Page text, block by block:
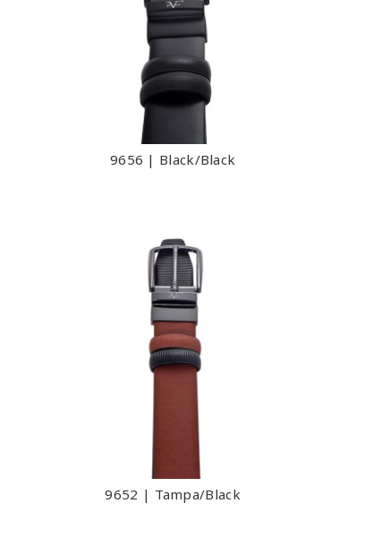
9656 | Black/Black
9652 | Tampa/Black